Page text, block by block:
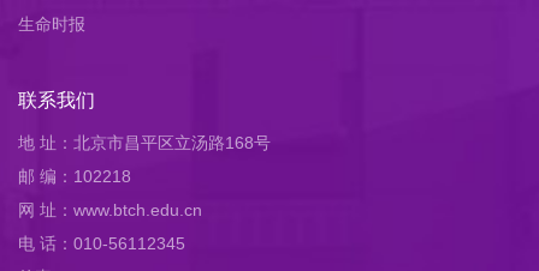
生命时报
联系我们
地 址：北京市昌平区立汤路168号
邮 编：102218
网 址：www.btch.edu.cn
电 话：010-56112345